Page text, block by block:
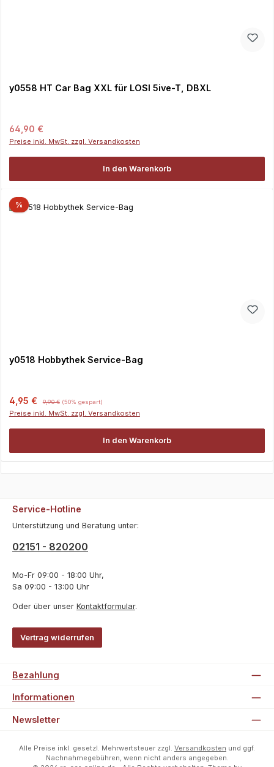
y0558 HT Car Bag XXL für LOSI 5ive-T, DBXL
Regulärer Preis:
64,90 €
Preise inkl. MwSt. zzgl. Versandkosten
In den Warenkorb
%
y0518 Hobbythek Service-Bag
Verkaufspreis:
4,95 € 9,90 € (50% gespart)
Preise inkl. MwSt. zzgl. Versandkosten
In den Warenkorb
Service-Hotline
Unterstützung und Beratung unter:
02151 - 820200
Mo-Fr 09:00 - 18:00 Uhr,
Sa 09:00 - 13:00 Uhr
Oder über unser Kontaktformular.
Vertrag widerrufen
Bezahlung
Informationen
Newsletter
Alle Preise inkl. gesetzl. Mehrwertsteuer zzgl. Versandkosten und ggf.
Nachnahmegebühren, wenn nicht anders angegeben.